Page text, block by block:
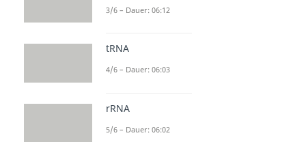
3/6 – Dauer: 06:12
tRNA
4/6 – Dauer: 06:03
rRNA
5/6 – Dauer: 06:02